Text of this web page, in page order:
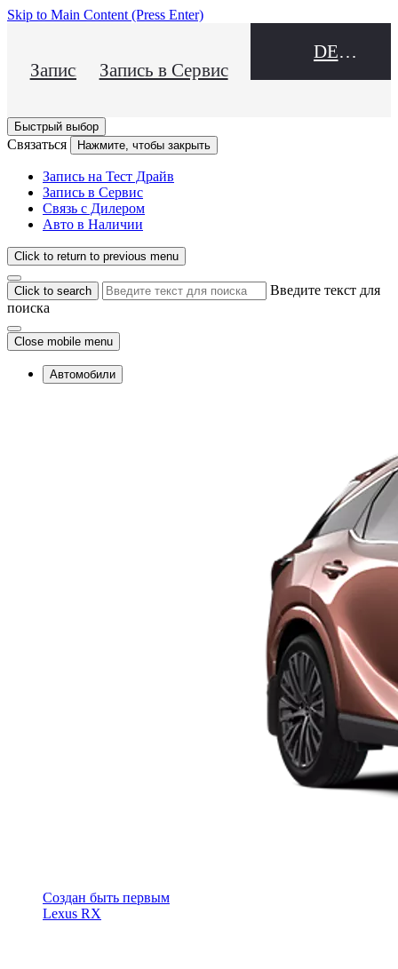
Skip to Main Content (Press Enter)
Запись на Тест Драйв
Запись в Сервис
DEALER NAME
Быстрый выбор
Связаться Нажмите, чтобы закрыть
Запись на Тест Драйв
Запись в Сервис
Связь с Дилером
Авто в Наличии
Click to return to previous menu
Click to search
Введите текст для
поиска
Close mobile menu
Автомобили
Cоздан быть первым
Lexus RX